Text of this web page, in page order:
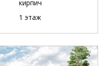
кирпич
1 этаж